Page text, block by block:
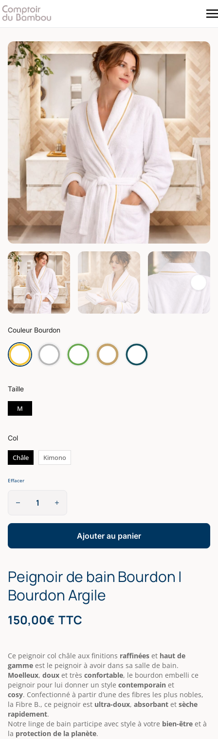
Peignoir de bain Bourdon |
Bourdon Argile
150,00€ TTC
Ce peignoir col châle aux finitions raffinées et haut de
gamme est le peignoir à avoir dans sa salle de bain.
Moelleux, doux et très confortable, le bourdon embelli ce
peignoir pour lui donner un style contemporain et
cosy. Confectionné à partir d’une des fibres les plus nobles,
la Fibre B., ce peignoir est ultra-doux, absorbant et sèche
rapidement.
Notre linge de bain participe avec style à votre bien-être et à
la protection de la planète.
Couleur Bourdon
Taille
M
Col
Châle Kimono
Effacer
de
Bourdon
Argile
Ajouter au panier